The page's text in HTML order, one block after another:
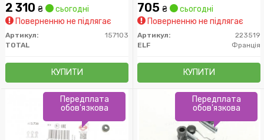
2 310 ₴
сьогодні
Поверненню не підлягає
Артикул:
157103
TOTAL
КУПИТИ
705 ₴
сьогодні
Поверненню не підлягає
Артикул:
223519
ELF
Франція
КУПИТИ
Передплата
обов'язкова
Передплата
обов'язкова